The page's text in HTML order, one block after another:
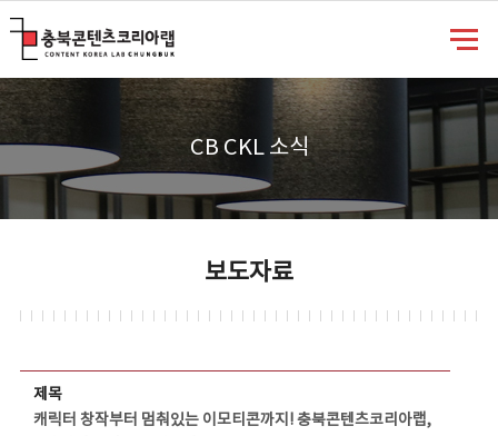
CB CKL 소식
보도자료
제목
캐릭터 창작부터 멈춰있는 이모티콘까지! 충북콘텐츠코리아랩,